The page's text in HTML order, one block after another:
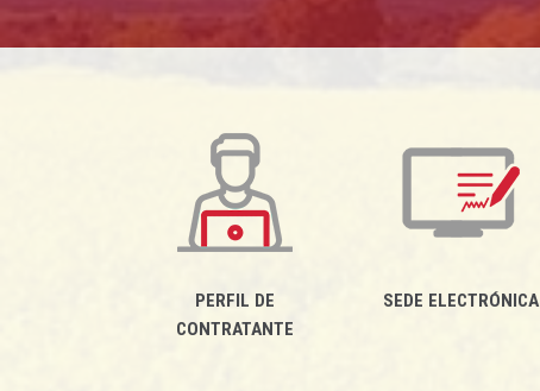
PERFIL DE
CONTRATANTE
SEDE ELECTRÓNICA